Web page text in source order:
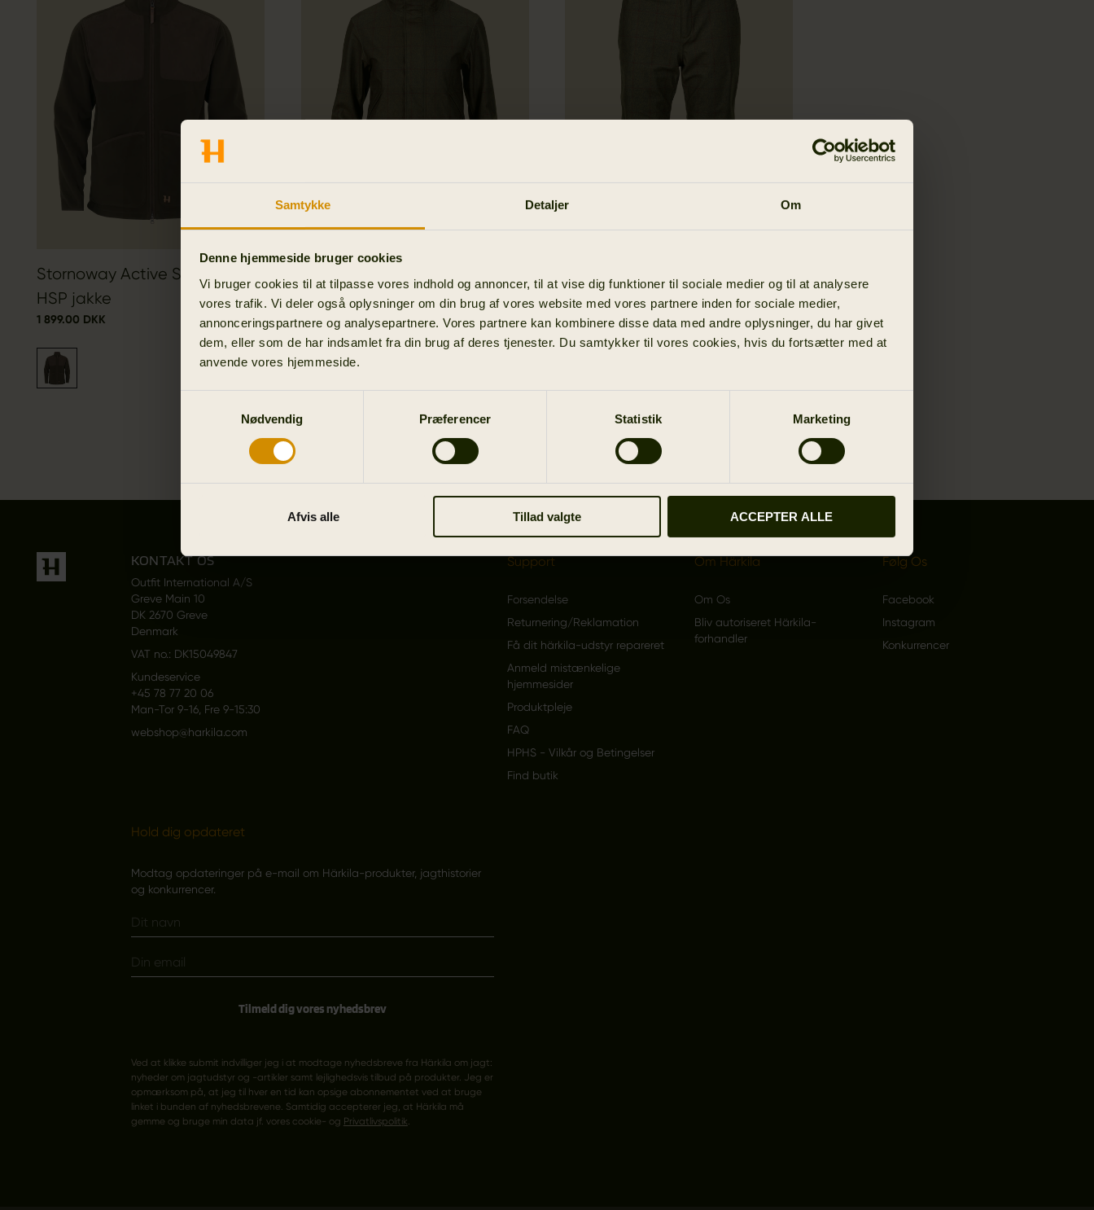
Samtykke Detaljer Om
Denne hjemmeside bruger cookies
Vi bruger cookies til at tilpasse vores indhold og annoncer, til at vise dig funktioner til sociale medier og til at analysere
vores trafik. Vi deler også oplysninger om din brug af vores website med vores partnere inden for sociale medier,
annonceringspartnere og analysepartnere. Vores partnere kan kombinere disse data med andre oplysninger, du har givet
dem, eller som de har indsamlet fra din brug af deres tjenester. Du samtykker til vores cookies, hvis du fortsætter med at
anvende vores hjemmeside.
Nødvendig
Præferencer Statistik Marketing
Afvis alle Tillad valgte ACCEPTER ALLE
Stornoway Active Shooting
HSP jakke
1 899.00 DKK
jakke
2 799.30 DKK3 999.00 DKK Spar 1199.70 DKK
knickers
1 439.40 DKK2 399.00 DKKSpar 959.60 DKK
KONTAKT OS
Outfit International A/S
Greve Main 10
DK 2670 Greve
Denmark
VAT no.: DK15049847
Kundeservice
+45 78 77 20 06
Man-Tor 9-16, Fre 9-15:30
webshop@harkila.com
Support
Forsendelse
Returnering/Reklamation
Få dit härkila-udstyr repareret
Anmeld mistænkelige
hjemmesider
Produktpleje
FAQ
HPHS - Vilkår og Betingelser
Find butik
Om Härkila
Om Os
Bliv autoriseret Härkila-
forhandler
Følg Os
Facebook
Instagram
Konkurrencer
Hold dig opdateret
Modtag opdateringer på e-mail om Härkila-produkter, jagthistorier
og konkurrencer.
Tilmeld dig vores nyhedsbrev
Ved at klikke submit indvilliger jeg i at modtage nyhedsbreve fra Härkila om jagt:
nyheder om jagtudstyr og -artikler samt lejlighedsvis tilbud på produkter. Jeg er
opmærksom på, at jeg til hver en tid kan opsige abonnementet ved at bruge
linket i bunden af nyhedsbrevene. Samtidig accepterer jeg, at Härkila må
gemme og bruge min data jf. vores cookie- og Privatlivspolitik.